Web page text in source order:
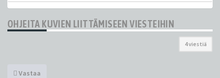
OHJEITA KUVIEN LIITTÄMISEEN VIESTEIHIN
4 viestiä
Vastaa